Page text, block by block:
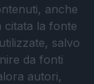
anche
citata la fonte
salvo
da fonti
autori,